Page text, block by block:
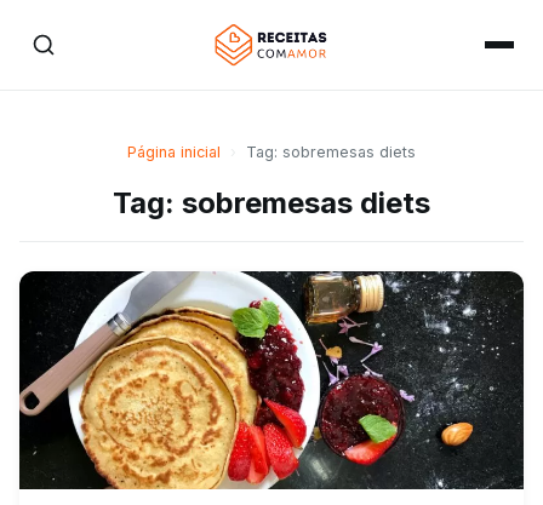
Página inicial Tag: sobremesas diets
Tag: sobremesas diets